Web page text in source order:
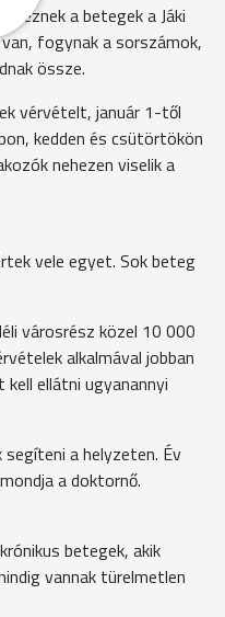
a betegek a Jáki
fogynak a sorszámok,
össze.
vérvételt, január 1-től
kedden és csütörtökön
nehezen viselik a
vele egyet. Sok beteg
városrész közel 10 000
alkalmával jobban
ellátni ugyanannyi
a helyzeten. Év
a doktornő.
betegek, akik
vannak türelmetlen